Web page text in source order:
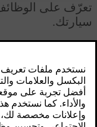
محدّث ٠٩‏/٠٤‏/٢٠٢٥
تعرّف على
سيارتك.